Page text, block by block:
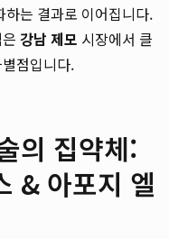
는 결과로 이어집니다.
강남 제모 시장에서 클
점입니다.
의 집약체:
& 아포지 엘